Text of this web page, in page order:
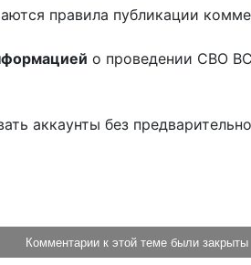
правила публикации
о проведении СВО
аккаунты без
Комментарии к этой теме были закрыты